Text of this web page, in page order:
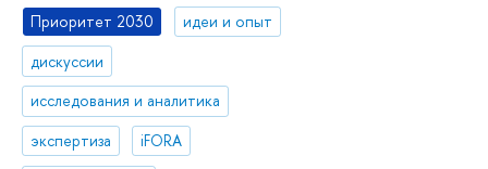
Приоритет 2030
идеи и опыт
дискуссии
исследования и аналитика
экспертиза
iFORA